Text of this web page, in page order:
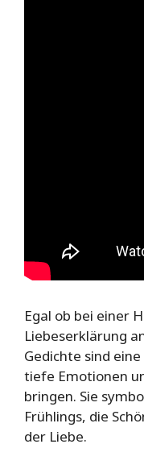
Egal ob bei einer
Liebeserklärung
Gedichte sind
tiefe Emotionen
bringen. Sie
Frühlings, die
der Liebe.